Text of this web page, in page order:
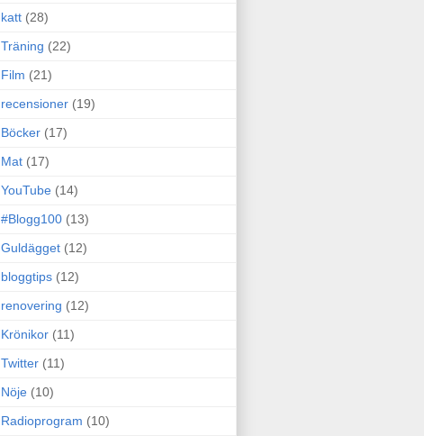
katt (28)
Träning (22)
Film (21)
recensioner (19)
Böcker (17)
Mat (17)
YouTube (14)
#Blogg100 (13)
Guldägget (12)
bloggtips (12)
renovering (12)
Krönikor (11)
Twitter (11)
Nöje (10)
Radioprogram (10)